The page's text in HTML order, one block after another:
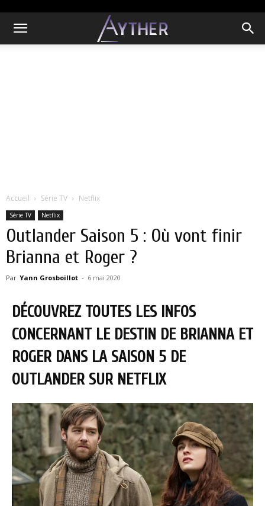
Accueil Série TV Netflix
Série TV Netflix
Outlander Saison 5 : Où vont finir
Brianna et Roger ?
Par Yann Grosboillot - 6 mai 2020
DÉCOUVREZ TOUTES LES INFOS
CONCERNANT LE DESTIN DE BRIANNA ET
ROGER DANS LA SAISON 5 DE
OUTLANDER SUR NETFLIX